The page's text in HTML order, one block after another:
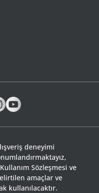
deneyimi
Sözleşmesi ve
amaçlar ve
kullanılacaktır.